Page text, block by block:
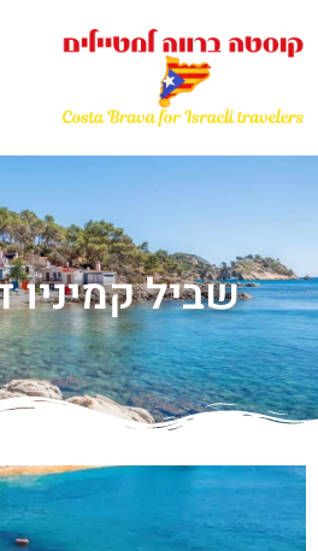
שביל קמיניו